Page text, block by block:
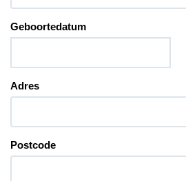
Geboortedatum
Adres
Postcode